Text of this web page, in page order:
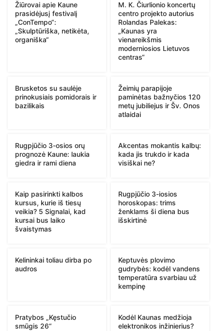
Žiūrovai apie Kaune
prasidėjusį festivalį
„ConTempo“:
„Skulptūriška, netikėta,
organiška“
M. K. Čiurlionio koncertų
centro projekto autorius
Rolandas Palekas:
„Kaunas yra
vienareikšmis
moderniosios Lietuvos
centras“
Brusketos su saulėje
prinokusiais pomidorais ir
bazilikais
Žeimių parapijoje
paminėtas bažnyčios 120
metų jubiliejus ir Šv. Onos
atlaidai
Rugpjūčio 3-osios orų
prognozė Kaune: laukia
giedra ir rami diena
Akcentas mokantis kalbų:
kada jis trukdo ir kada
visiškai ne?
Kaip pasirinkti kalbos
kursus, kurie iš tiesų
veikia? 5 Signalai, kad
kursai bus laiko
švaistymas
Rugpjūčio 3-iosios
horoskopas: trims
ženklams ši diena bus
išskirtinė
Kelininkai toliau dirba po
audros
Keptuvės plovimo
gudrybės: kodėl vandens
temperatūra svarbiau už
kempinę
Pratybos „Kęstučio
smūgis 26“
Kodėl Kaunas medžioja
elektronikos inžinierius?